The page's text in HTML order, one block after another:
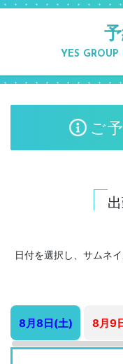
YES
ご
日付を選択し、サムネ
8月8日(土) 8月9